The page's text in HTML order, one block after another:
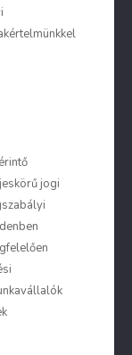
jogi